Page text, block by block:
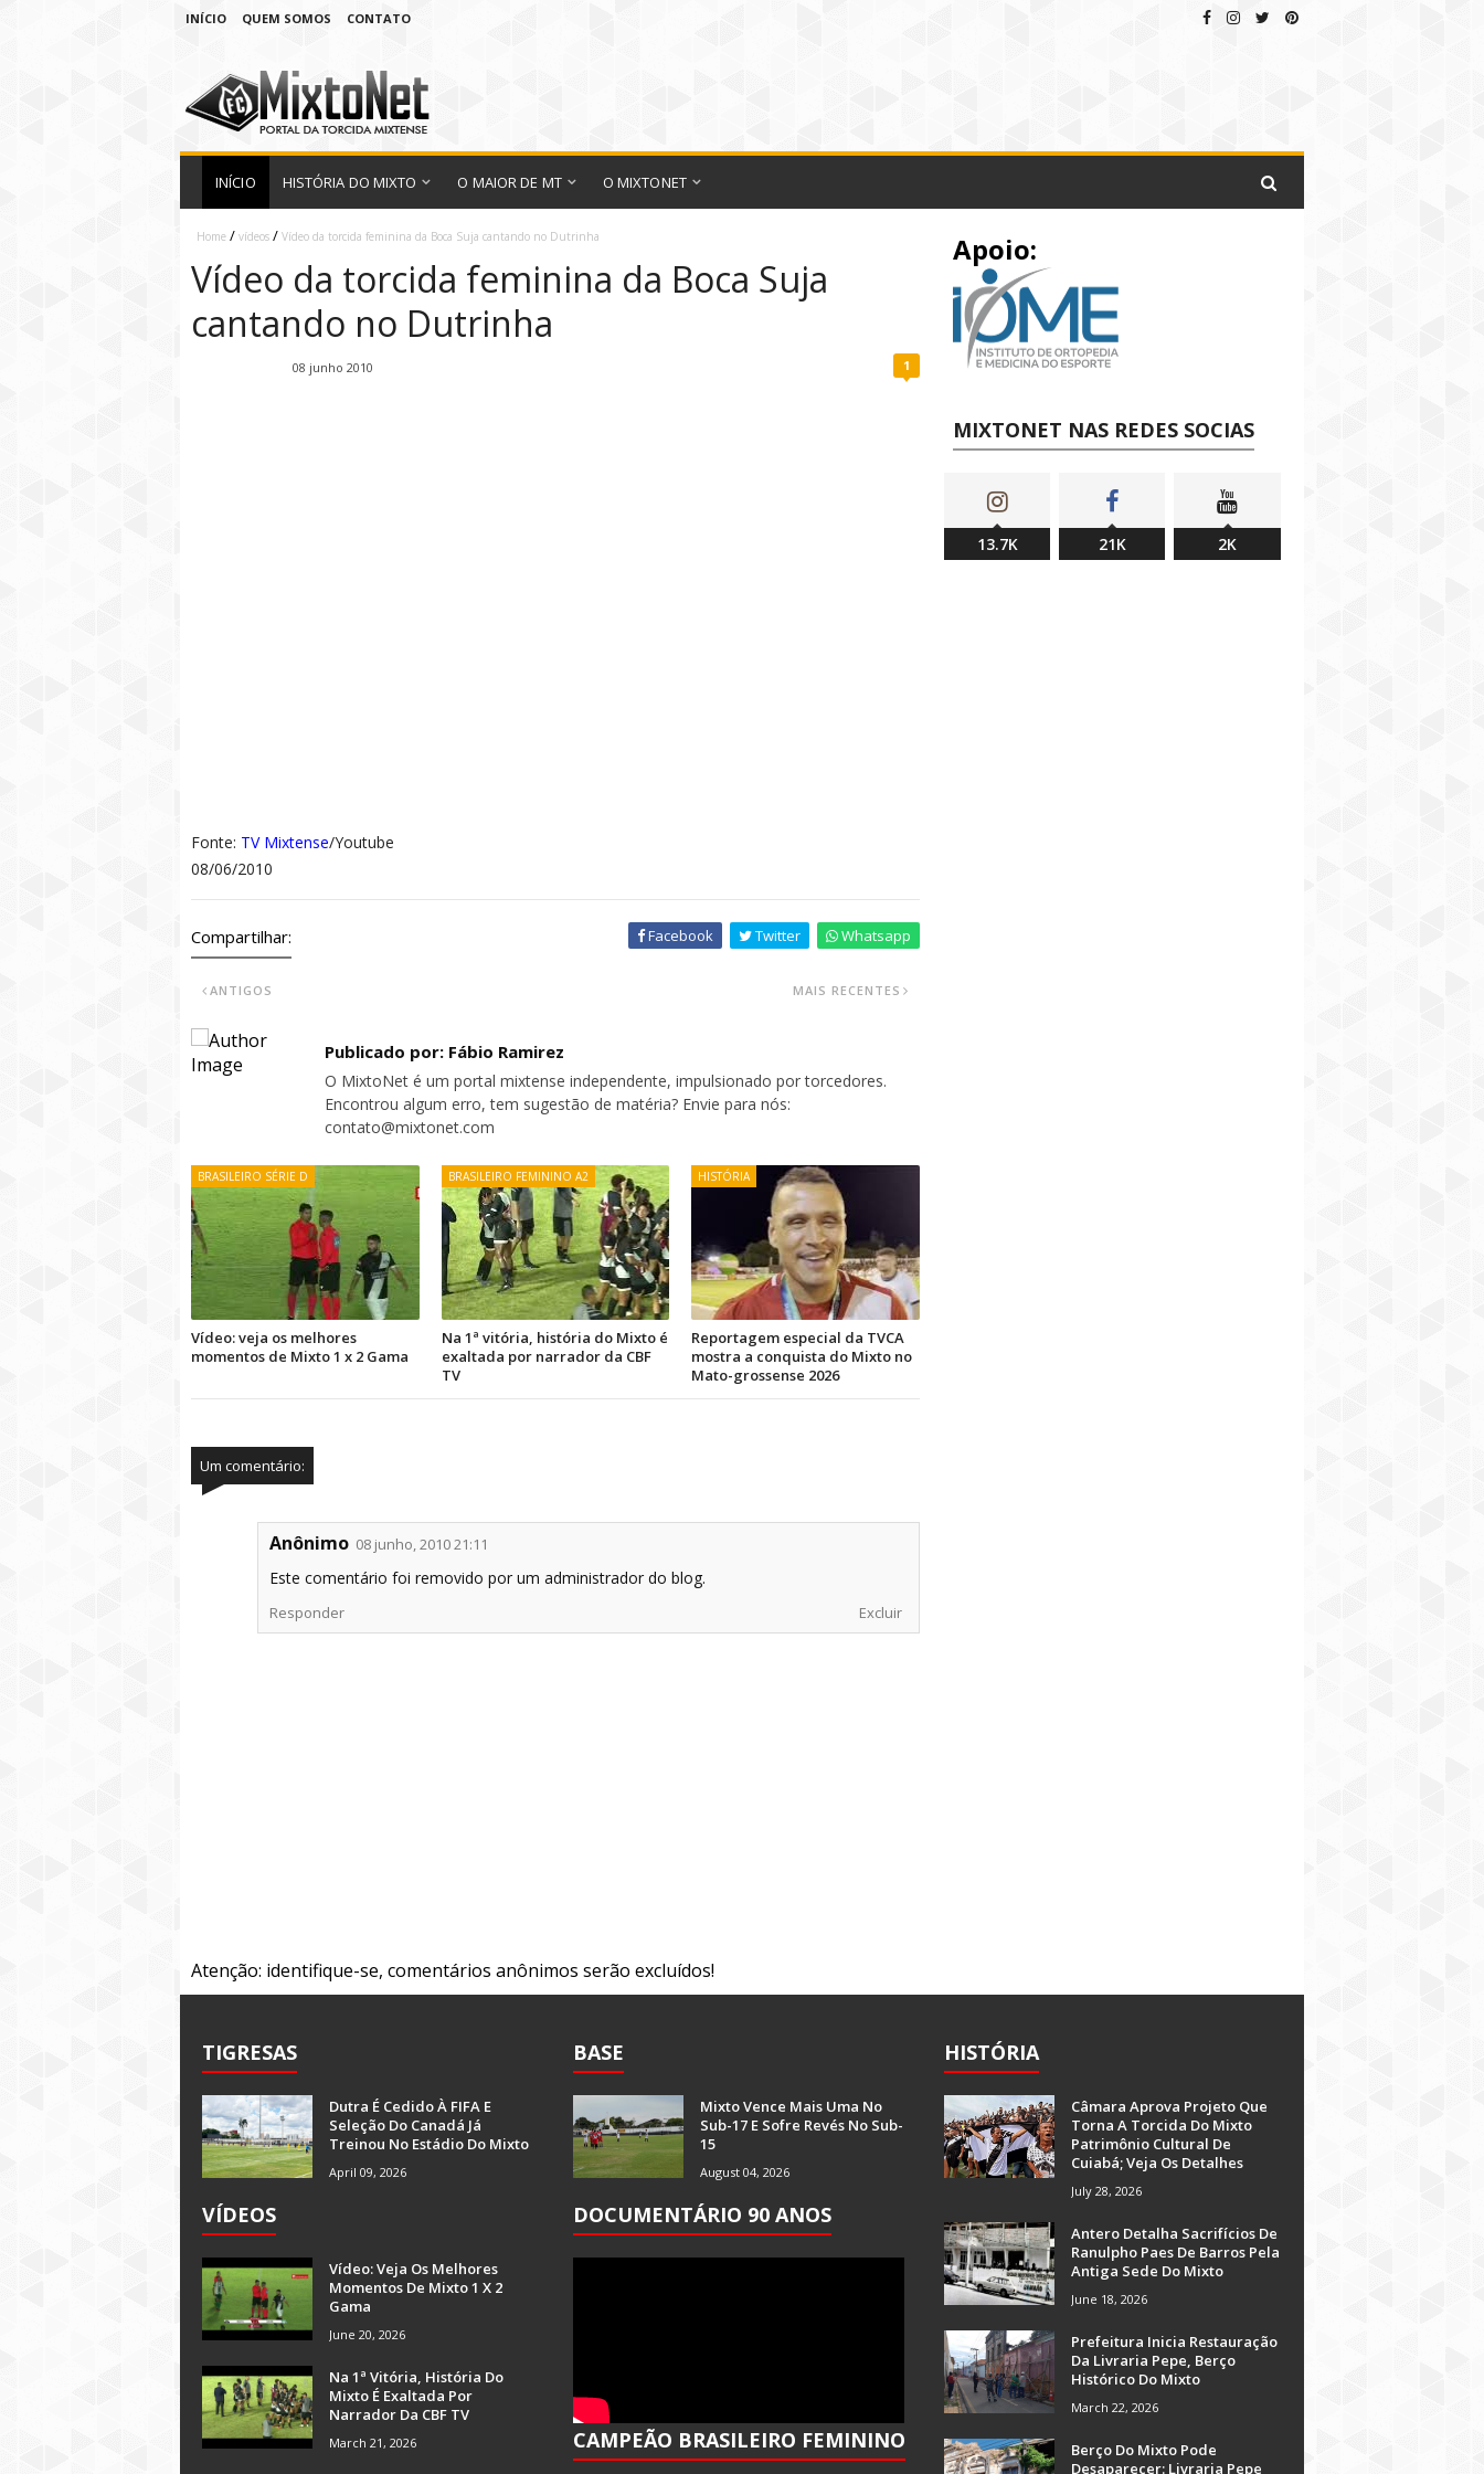
INÍCIO QUEM SOMOS CONTATO
INÍCIO HISTÓRIA DO MIXTO O MAIOR DE MT O MIXTONET
Home / vídeos / Vídeo da torcida feminina da Boca Suja cantando no Dutrinha
Vídeo da torcida feminina da Boca Suja
cantando no Dutrinha
08 junho 2010 1
Fonte: TV Mixtense/Youtube
08/06/2010
Compartilhar: Facebook Twitter Whatsapp
MAIS RECENTES
ANTIGOS
Publicado por: Fábio Ramirez
O MixtoNet é um portal mixtense independente, impulsionado por torcedores.
Encontrou algum erro, tem sugestão de matéria? Envie para nós:
contato@mixtonet.com
BRASILEIRO SÉRIE D
Vídeo: veja os melhores
momentos de Mixto 1 x 2 Gama
BRASILEIRO FEMININO A2
Na 1ª vitória, história do Mixto é
exaltada por narrador da CBF
TV
HISTÓRIA
Reportagem especial da TVCA
mostra a conquista do Mixto no
Mato-grossense 2026
Um comentário:
Anônimo 08 junho, 2010 21:11
Este comentário foi removido por um administrador do blog.
Responder Excluir
Atenção: identifique-se, comentários anônimos serão excluídos!
Apoio:
MIXTONET NAS REDES SOCIAS
13.7K 21K 2K
TIGRESAS
Dutra É Cedido À FIFA E
Seleção Do Canadá Já
Treinou No Estádio Do Mixto
April 09, 2026
VÍDEOS
Vídeo: Veja Os Melhores
Momentos De Mixto 1 X 2
Gama
June 20, 2026
Na 1ª Vitória, História Do
Mixto É Exaltada Por
Narrador Da CBF TV
March 21, 2026
BASE
Mixto Vence Mais Uma No
Sub-17 E Sofre Revés No Sub-
15
August 04, 2026
DOCUMENTÁRIO 90 ANOS
CAMPEÃO BRASILEIRO FEMININO
HISTÓRIA
Câmara Aprova Projeto Que
Torna A Torcida Do Mixto
Patrimônio Cultural De
Cuiabá; Veja Os Detalhes
July 28, 2026
Antero Detalha Sacrifícios De
Ranulpho Paes De Barros Pela
Antiga Sede Do Mixto
June 18, 2026
Prefeitura Inicia Restauração
Da Livraria Pepe, Berço
Histórico Do Mixto
March 22, 2026
Berço Do Mixto Pode
Desaparecer: Livraria Pepe